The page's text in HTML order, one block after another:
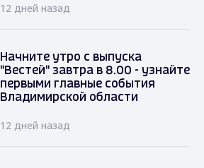
12 дней назад
Начните утро с выпуска
"Вестей" завтра в 8.00 - узнайте
первыми главные события
Владимирской области
12 дней назад